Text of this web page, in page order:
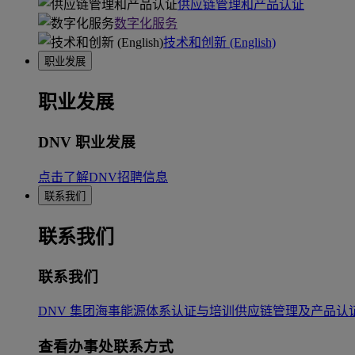
供应链管理和产品认证
数字化服务
技术和创新 (English)
职业发展
职业发展
DNV 职业发展
点击了解DNV招聘信息
联系我们
联系我们
联系我们
DNV 集团 海事能源体系认证与培训 供应链管理及产品认
查看办事处联系方式